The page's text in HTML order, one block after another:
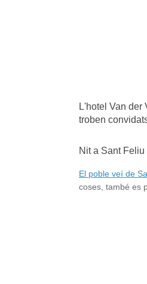
L'hotel Van
troben
Nit a Sant
El poble veí de
coses, també es